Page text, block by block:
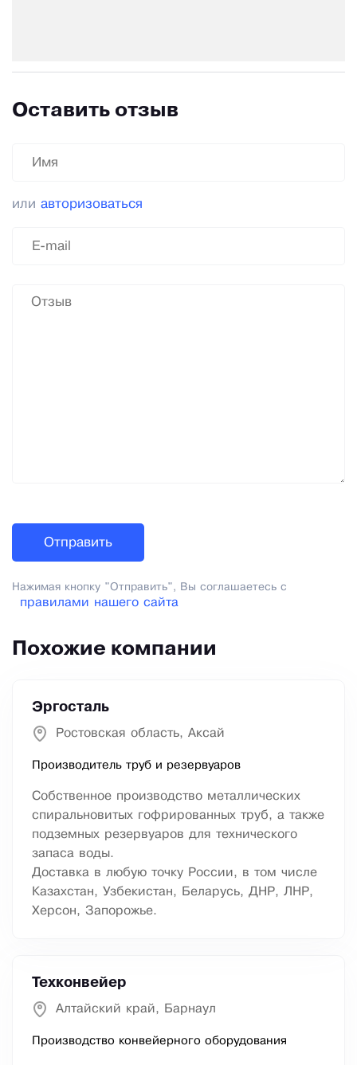
Оставить отзыв
или авторизоваться
Нажимая кнопку "Отправить", Вы соглашаетесь с
правилами нашего сайта
Похожие компании
Эргосталь
Ростовская область, Аксай
Производитель труб и резервуаров
Собственное производство металлических
спиральновитых гофрированных труб, а также
подземных резервуаров для технического
запаса воды.
Доставка в любую точку России, в том числе
Казахстан, Узбекистан, Беларусь, ДНР, ЛНР,
Херсон, Запорожье.
Техконвейер
Алтайский край, Барнаул
Производство конвейерного оборудования